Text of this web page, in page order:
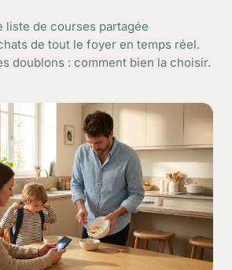
liste de courses partagée
de tout le foyer en temps réel.
doublons : comment bien la choisir.